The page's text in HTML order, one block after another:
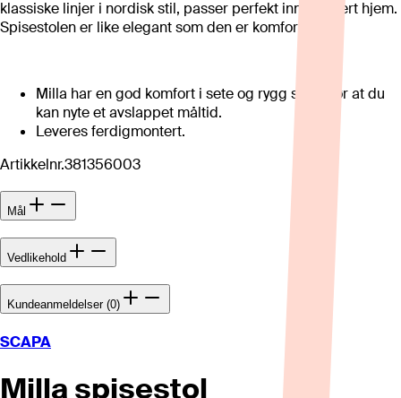
klassiske linjer i nordisk stil, passer perfekt inn i ethvert hjem.
Spisestolen er like elegant som den er komfortabel.
Milla har en god komfort i sete og rygg som gjør at du
kan nyte et avslappet måltid.
Leveres ferdigmontert.
Artikkelnr.381356003
Mål
Vedlikehold
Kundeanmeldelser (0)
SCAPA
Milla spisestol